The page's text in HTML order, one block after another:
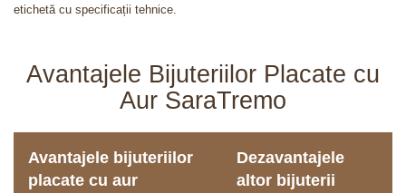
etichetă cu specificații tehnice.
Avantajele Bijuteriilor Placate cu
Aur SaraTremo
Avantajele bijuteriilor
placate cu aur
Dezavantajele
altor bijuterii